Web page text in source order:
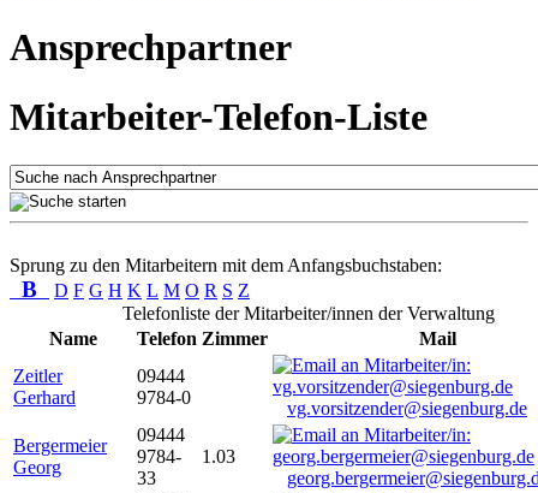
Ansprechpartner
Mitarbeiter-Telefon-Liste
Sprung zu den Mitarbeitern mit dem Anfangsbuchstaben:
B D F G H K L M O R S Z
Telefonliste der Mitarbeiter/innen der Verwaltung
Name
Telefon Zimmer
Mail
Zeitler
Gerhard
09444
9784-0
vg.vorsitzender@siegenburg.de
Bergermeier
Georg
09444
9784-
33
1.03